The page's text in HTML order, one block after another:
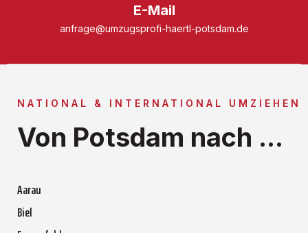
E-Mail
anfrage@umzugsprofi-haertl-potsdam.de
NATIONAL & INTERNATIONAL UMZIEHEN
Von Potsdam nach ...
Aarau
Biel